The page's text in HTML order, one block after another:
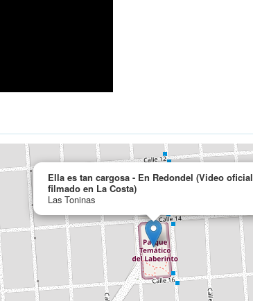
Ella es tan cargosa - En Redondel (Video oficial
filmado en La Costa)
Las Toninas